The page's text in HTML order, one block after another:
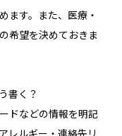
ます。また、医療・
希望を決めておきま
書く？
ドなどの情報を明記